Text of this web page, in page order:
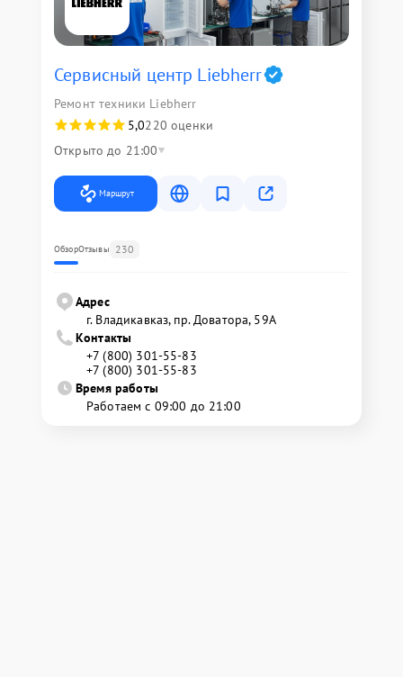
Сервисный центр Liebherr
Ремонт техники Liebherr
5,0220 оценки
Открыто до 21:00
Маршрут
ОбзорОтзывы 230
Адрес
г. Владикавказ, пр. Доватора, 59А
Контакты
+7 (800) 301-55-83
+7 (800) 301-55-83
Время работы
Работаем с 09:00 до 21:00